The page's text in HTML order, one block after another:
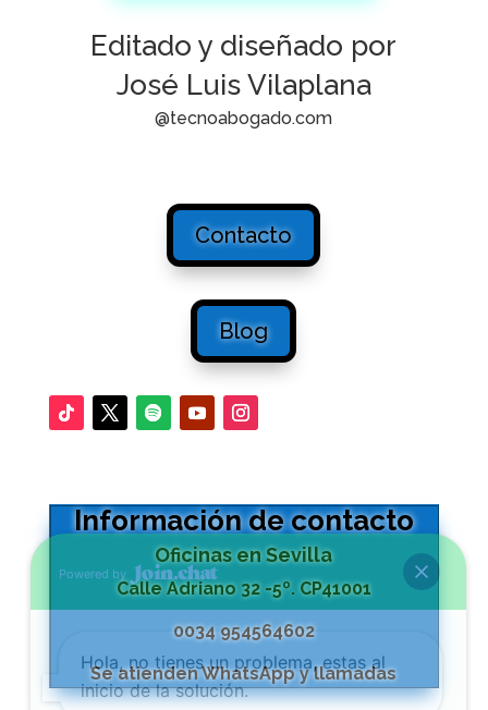
Editado y diseñado por
José Luis Vilaplana
@tecnoabogado.com
Contacto
Blog
Información de contacto
Oficinas en Sevilla
Calle Adriano 32 -5º. CP41001
0034 954564602
Se atienden WhatsApp y llamadas
Powered by
Hola, no tienes un problema, estas al
inicio de la solución.